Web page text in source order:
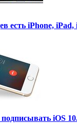
есть iPhone, iPad,
iOS